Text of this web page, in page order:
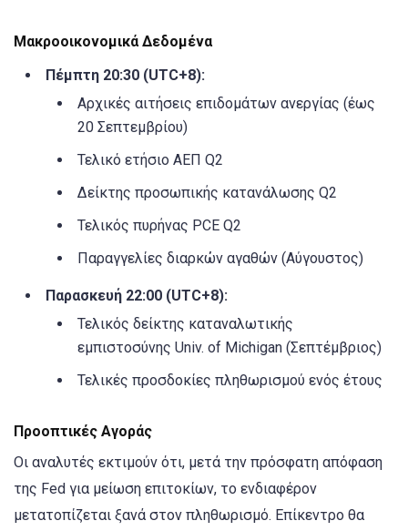
Μακροοικονομικά Δεδομένα
Πέμπτη 20:30 (UTC+8):
Αρχικές αιτήσεις επιδομάτων ανεργίας (έως
20 Σεπτεμβρίου)
Τελικό ετήσιο ΑΕΠ Q2
Δείκτης προσωπικής κατανάλωσης Q2
Τελικός πυρήνας PCE Q2
Παραγγελίες διαρκών αγαθών (Αύγουστος)
Παρασκευή 22:00 (UTC+8):
Τελικός δείκτης καταναλωτικής
εμπιστοσύνης Univ. of Michigan (Σεπτέμβριος)
Τελικές προσδοκίες πληθωρισμού ενός έτους
Προοπτικές Αγοράς
Οι αναλυτές εκτιμούν ότι, μετά την πρόσφατη απόφαση
της Fed για μείωση επιτοκίων, το ενδιαφέρον
μετατοπίζεται ξανά στον πληθωρισμό. Επίκεντρο θα